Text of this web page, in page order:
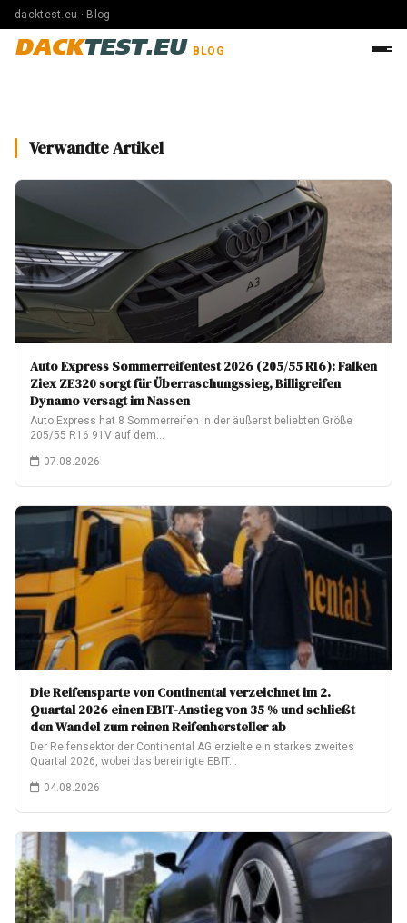
dacktest.eu · Blog
DACKTEST.EU BLOG
Verwandte Artikel
Auto Express Sommerreifentest 2026 (205/55 R16): Falken
Ziex ZE320 sorgt für Überraschungssieg, Billigreifen
Dynamo versagt im Nassen
Auto Express hat 8 Sommerreifen in der äußerst beliebten Größe
205/55 R16 91V auf dem…
07.08.2026
Die Reifensparte von Continental verzeichnet im 2.
Quartal 2026 einen EBIT-Anstieg von 35 % und schließt
den Wandel zum reinen Reifenhersteller ab
Der Reifensektor der Continental AG erzielte ein starkes zweites
Quartal 2026, wobei das bereinigte EBIT…
04.08.2026